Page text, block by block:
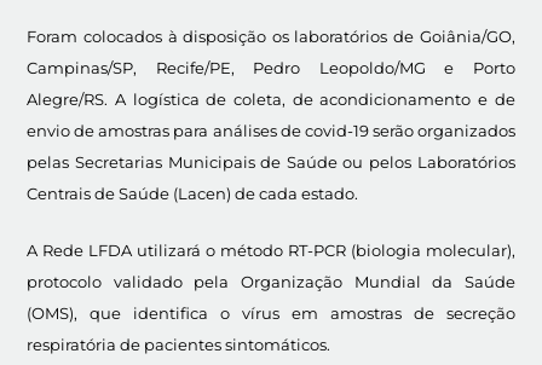
Foram colocados à disposição os laboratórios de Goiânia/GO,
Campinas/SP, Recife/PE, Pedro Leopoldo/MG e Porto
Alegre/RS. A logística de coleta, de acondicionamento e de
envio de amostras para análises de covid-19 serão organizados
pelas Secretarias Municipais de Saúde ou pelos Laboratórios
Centrais de Saúde (Lacen) de cada estado.
A Rede LFDA utilizará o método RT-PCR (biologia molecular),
protocolo validado pela Organização Mundial da Saúde
(OMS), que identifica o vírus em amostras de secreção
respiratória de pacientes sintomáticos.